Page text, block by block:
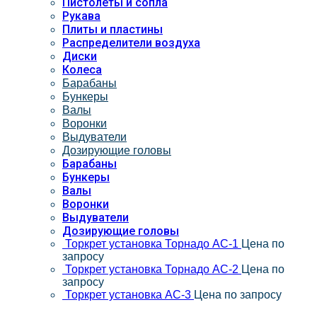
Пистолеты и сопла
Рукава
Плиты и пластины
Распределители воздуха
Диски
Колеса
Барабаны
Бункеры
Валы
Воронки
Выдуватели
Дозирующие головы
Барабаны
Бункеры
Валы
Воронки
Выдуватели
Дозирующие головы
Торкрет установка Торнадо АС-1 Цена по
запросу
Торкрет установка Торнадо АС-2 Цена по
запросу
Торкрет установка АС-3 Цена по запросу